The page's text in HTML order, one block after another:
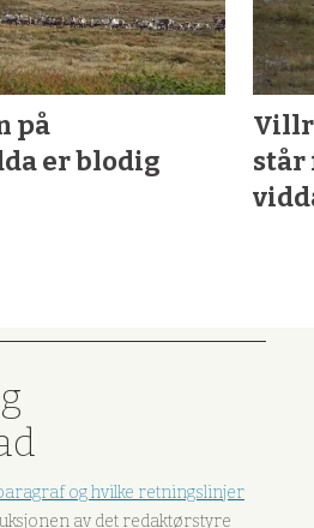
på
er blodig
står
og hvilke retningslinjer
av det redaktørstyre